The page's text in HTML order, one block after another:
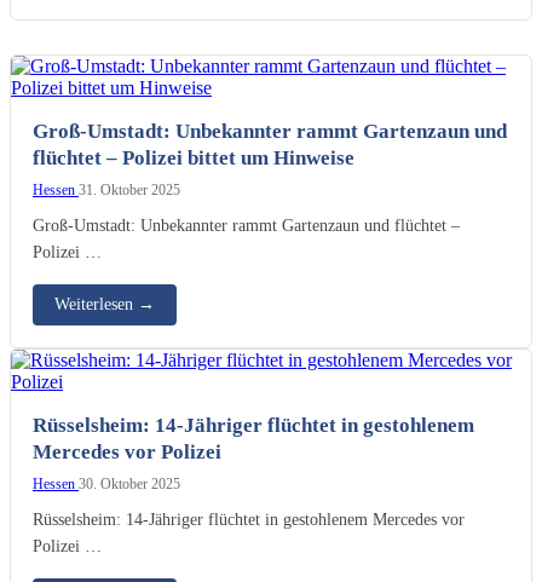
Groß-Umstadt: Unbekannter rammt Gartenzaun und
flüchtet – Polizei bittet um Hinweise
Hessen 31. Oktober 2025
Groß-Umstadt: Unbekannter rammt Gartenzaun und flüchtet –
Polizei …
Weiterlesen →
Rüsselsheim: 14-Jähriger flüchtet in gestohlenem
Mercedes vor Polizei
Hessen 30. Oktober 2025
Rüsselsheim: 14-Jähriger flüchtet in gestohlenem Mercedes vor
Polizei …